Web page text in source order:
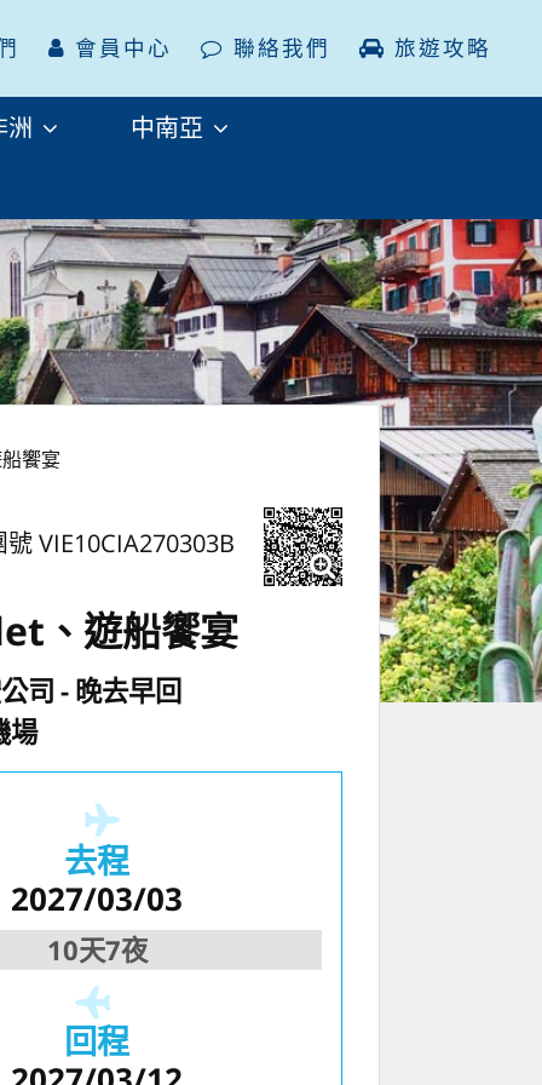
會員中心 聯絡我們 旅遊攻略
洲 中南亞
饗宴
號 VIE10CIA270303B
、遊船饗宴
司
晚去早回
場
去程
2027/03/03
10天7夜
回程